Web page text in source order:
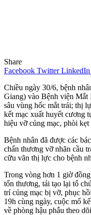
Share
Facebook Twitter LinkedIn
Chiều ngày 30/6, bệnh
Giang) vào Bệnh viện Mắt
sâu vùng hốc mắt trái; thị
kết mạc xuất huyết cương
hiệu vỡ củng mạc, phòi
Bệnh nhân đã được các
chấn thương vỡ nhãn cầu
cữu vãn thị lực cho bệnh
Trong vòng hơn 1 giờ
tổn thương, tái tạo lại tổ
trí củng mạc bị vỡ, phục
19h cùng ngày, cuộc mổ
về phòng hậu phẫu theo